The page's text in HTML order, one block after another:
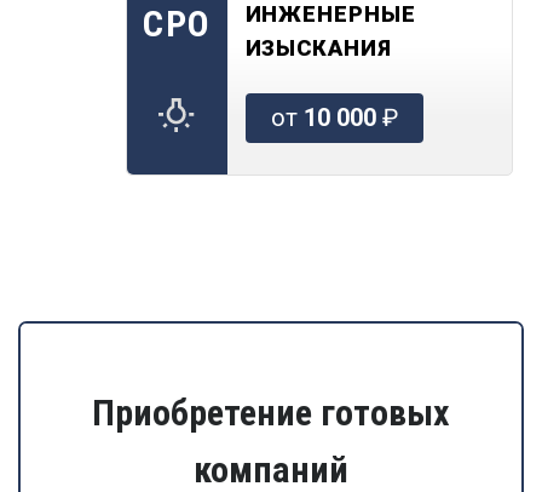
СРО
ИНЖЕНЕРНЫЕ
ИЗЫСКАНИЯ
от 10 000₽
Приобретение готовых
компаний